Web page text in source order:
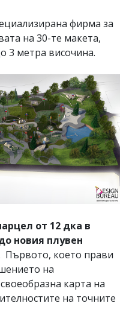
фирма за
на 30-те макета,
3 метра височина.
от 12 дка в
новия плувен
Първото, което прави
на
карта на
на точните